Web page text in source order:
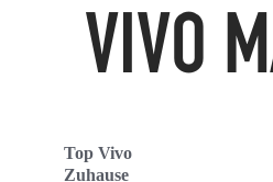
Top Vivo
Zuhause